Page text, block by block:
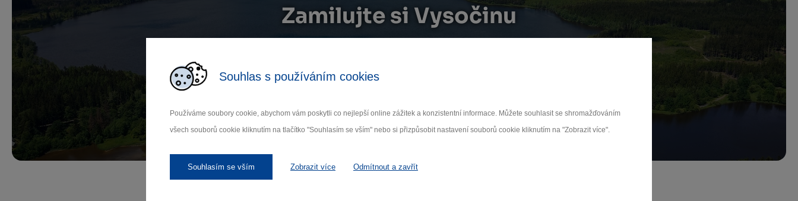
Souhlas s používáním cookies
Používáme soubory cookie, abychom vám poskytli co nejlepší online zážitek a konzistentní informace. Můžete souhlasit se shromažďováním
všech souborů cookie kliknutím na tlačítko "Souhlasím se vším" nebo si přizpůsobit nastavení souborů cookie kliknutím na "Zobrazit více".
Souhlasím se vším Zobrazit více Odmítnout a zavřít
Zamilujte si Vysočinu
Záleží nám na ochraně osobních údajů.